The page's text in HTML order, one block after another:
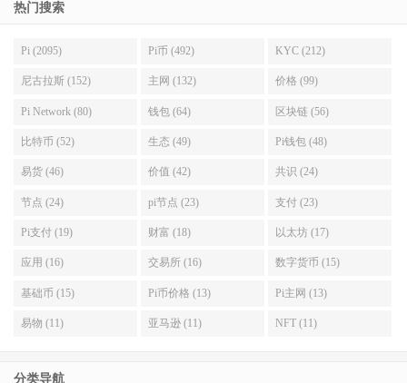
热门搜索
Pi (2095) Pi币 (492) KYC (212)
尼古拉斯 (152) 主网 (132) 价格 (99)
Pi Network (80) 钱包 (64) 区块链 (56)
比特币 (52) 生态 (49) Pi钱包 (48)
易货 (46) 价值 (42) 共识 (24)
节点 (24) pi节点 (23) 支付 (23)
Pi支付 (19) 财富 (18) 以太坊 (17)
应用 (16) 交易所 (16) 数字货币 (15)
基础币 (15) Pi币价格 (13) Pi主网 (13)
易物 (11) 亚马逊 (11) NFT (11)
分类导航